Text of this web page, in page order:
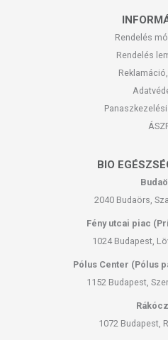
Rendelés
Rendelés
BIO
2040 Budaörs,
Fény utcai piac
1024 Budapest,
Pólus Center (Pólus
1152 Budapest,
1072 Budapest,